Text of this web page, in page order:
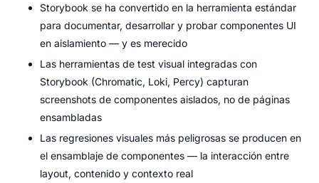
Storybook se ha convertido en la herramienta estándar
para documentar, desarrollar y probar componentes UI
en aislamiento — y es merecido
Las herramientas de test visual integradas con
Storybook (Chromatic, Loki, Percy) capturan
screenshots de componentes aislados, no de páginas
ensambladas
Las regresiones visuales más peligrosas se producen en
el ensamblaje de componentes — la interacción entre
layout, contenido y contexto real